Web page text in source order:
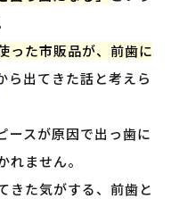
った市販品が、前歯に
ら出てきた話と考えら
ースが原因で出っ歯に
ません。
きた気がする、前歯と